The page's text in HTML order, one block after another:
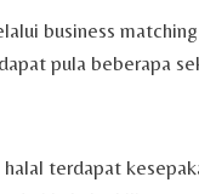
business
pula beberapa
terdapat